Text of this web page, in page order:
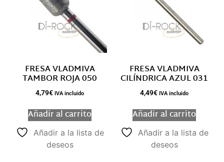
FRESA VLADMIVA
TAMBOR ROJA 050
4,79€ IVA incluido
Añadir al carrito
Añadir a la lista de
deseos
FRESA VLADMIVA
CILÍNDRICA AZUL 031
4,49€ IVA incluido
Añadir al carrito
Añadir a la lista de
deseos